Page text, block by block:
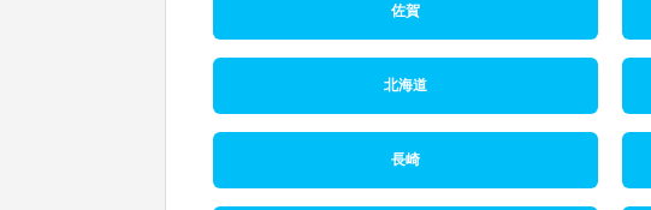
佐賀
北海道
長崎